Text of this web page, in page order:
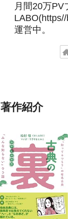
月間20万PV
運営中。
著作紹介